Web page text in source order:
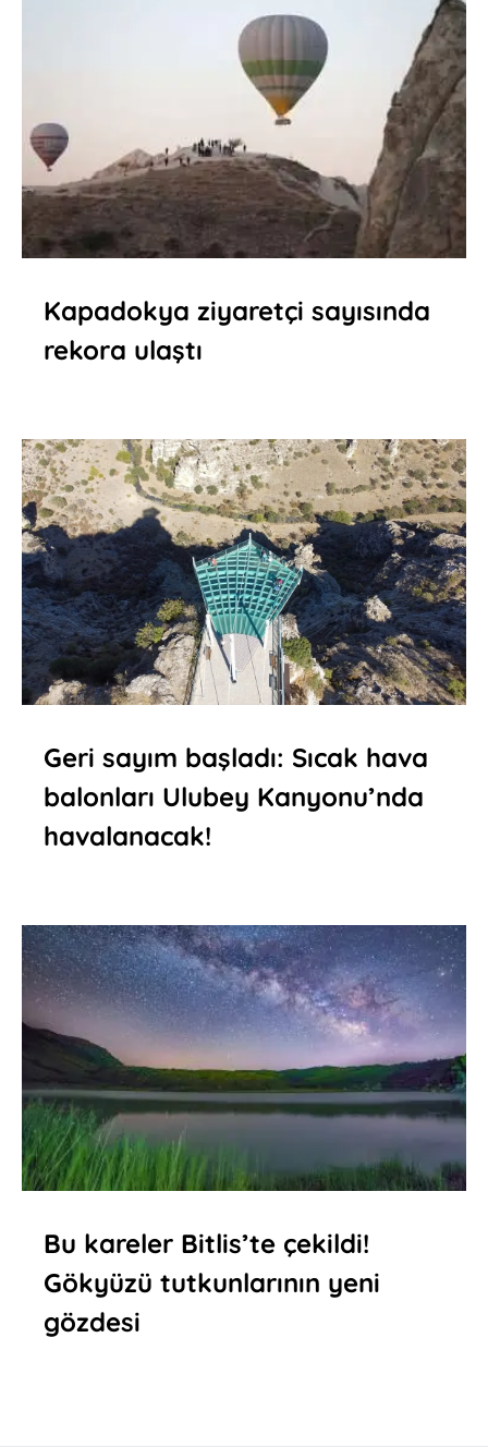
Kapadokya ziyaretçi sayısında
rekora ulaştı
Geri sayım başladı: Sıcak hava
balonları Ulubey Kanyonu’nda
havalanacak!
Bu kareler Bitlis’te çekildi!
Gökyüzü tutkunlarının yeni
gözdesi